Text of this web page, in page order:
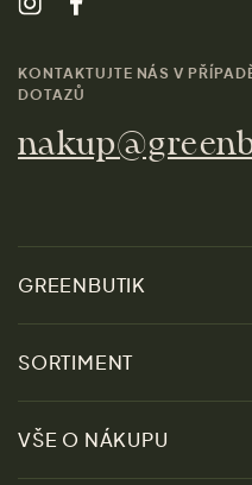
KONTAKTUJTE NÁS V
DOTAZŮ
GREENBUTIK
Udržitelnost
SORTIMENT
Slevy
VŠE O NÁKUPU